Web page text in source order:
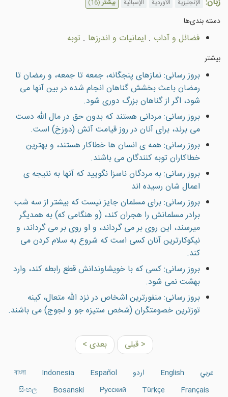
الإنجليزية الأوردية الإسبانية بیشتر(16)
دسته بندى‌ها
فضائل و آداب . ایمانیات و اندرزها . توبه
بیشتر
بروز رسانی: نمازهاى پنجگانه، جمعه تا جمعه، و رمضان تا
رمضان باعث بخشش گناهان انجام شده در بين آنها مى
شود، اگر از گناهان بزرگ دورى شود.
بروز رسانی: مردانى هستند كه بدون حق در مال الله دست
مى برند، براى آنان در روز قيامت آتش (دوزخ) است.
بروز رسانی: همه ى انسان ها خطاكار هستند، و بهترين
خطاكاران توبه كنندگان مى باشند.
بروز رسانی: به مردگان ناسزا نگوييد که آنها به نتيجه ی
اعمال شان رسيده اند
بروز رسانی: براى مسلمان جایز نيست كه بيشتر از سه شب
برادر مسلمانش را هجران كند، (و هنگامى كه) به همديگر
ميرسند، اين روى بر مى گرداند، و او روى بر مى گرداند، و
نيكوكارترين آنان كسى است كه شروع به سلام كردن مى
كند.
بروز رسانی: کسی که با خويشاوندانش قطع رابطه کند، وارد
بهشت نمی شود.
بروز رسانی: منفورترین اشخاص در نزد الله متعال، كينه
توزترين خصومتگران (شخص ستيزه جو و لجوج) مى باشند.
< قبلی بعدی >
عربي English اردو Español
Indonesia
বাংলা
Français
Türkçe
Русский
Bosanski
සිංහල